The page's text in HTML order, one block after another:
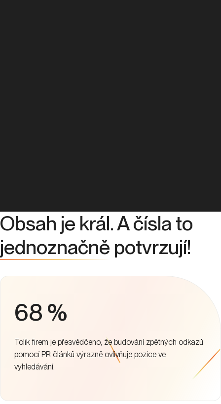
Obsah je král. A čísla to
jednoznačně potvrzují!
68 %
Tolik firem je přesvědčeno, že budování zpětných odkazů
pomocí PR článků výrazně ovlivňuje pozice ve
vyhledávání.